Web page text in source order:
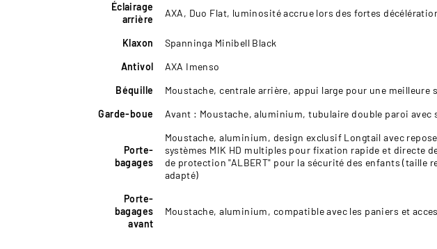
Éclairage
arrière
AXA, Duo Flat, luminosité accrue lors des fortes
Klaxon
Spanninga Minibell Black
Antivol
AXA Imenso
Béquille
Moustache, centrale arrière, appui large pour une meilleure
Garde-boue
Avant : Moustache, aluminium, tubulaire double paroi
Porte-
bagages
Moustache, aluminium, design exclusif Longtail avec
systèmes MIK HD multiples pour fixation rapide et directe
de protection "ALBERT" pour la sécurité des enfants (taille
adapté)
Porte-
bagages
avant
Moustache, aluminium, compatible avec les paniers et